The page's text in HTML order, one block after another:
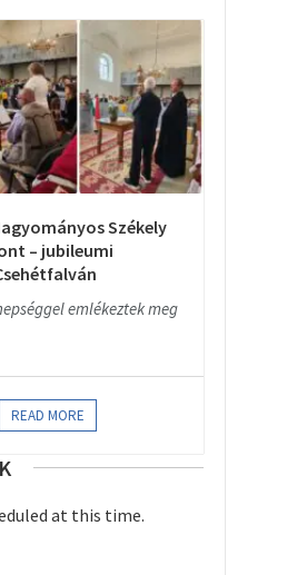
Székely
– jubileumi
emlékeztek meg
READ MORE
at this time.